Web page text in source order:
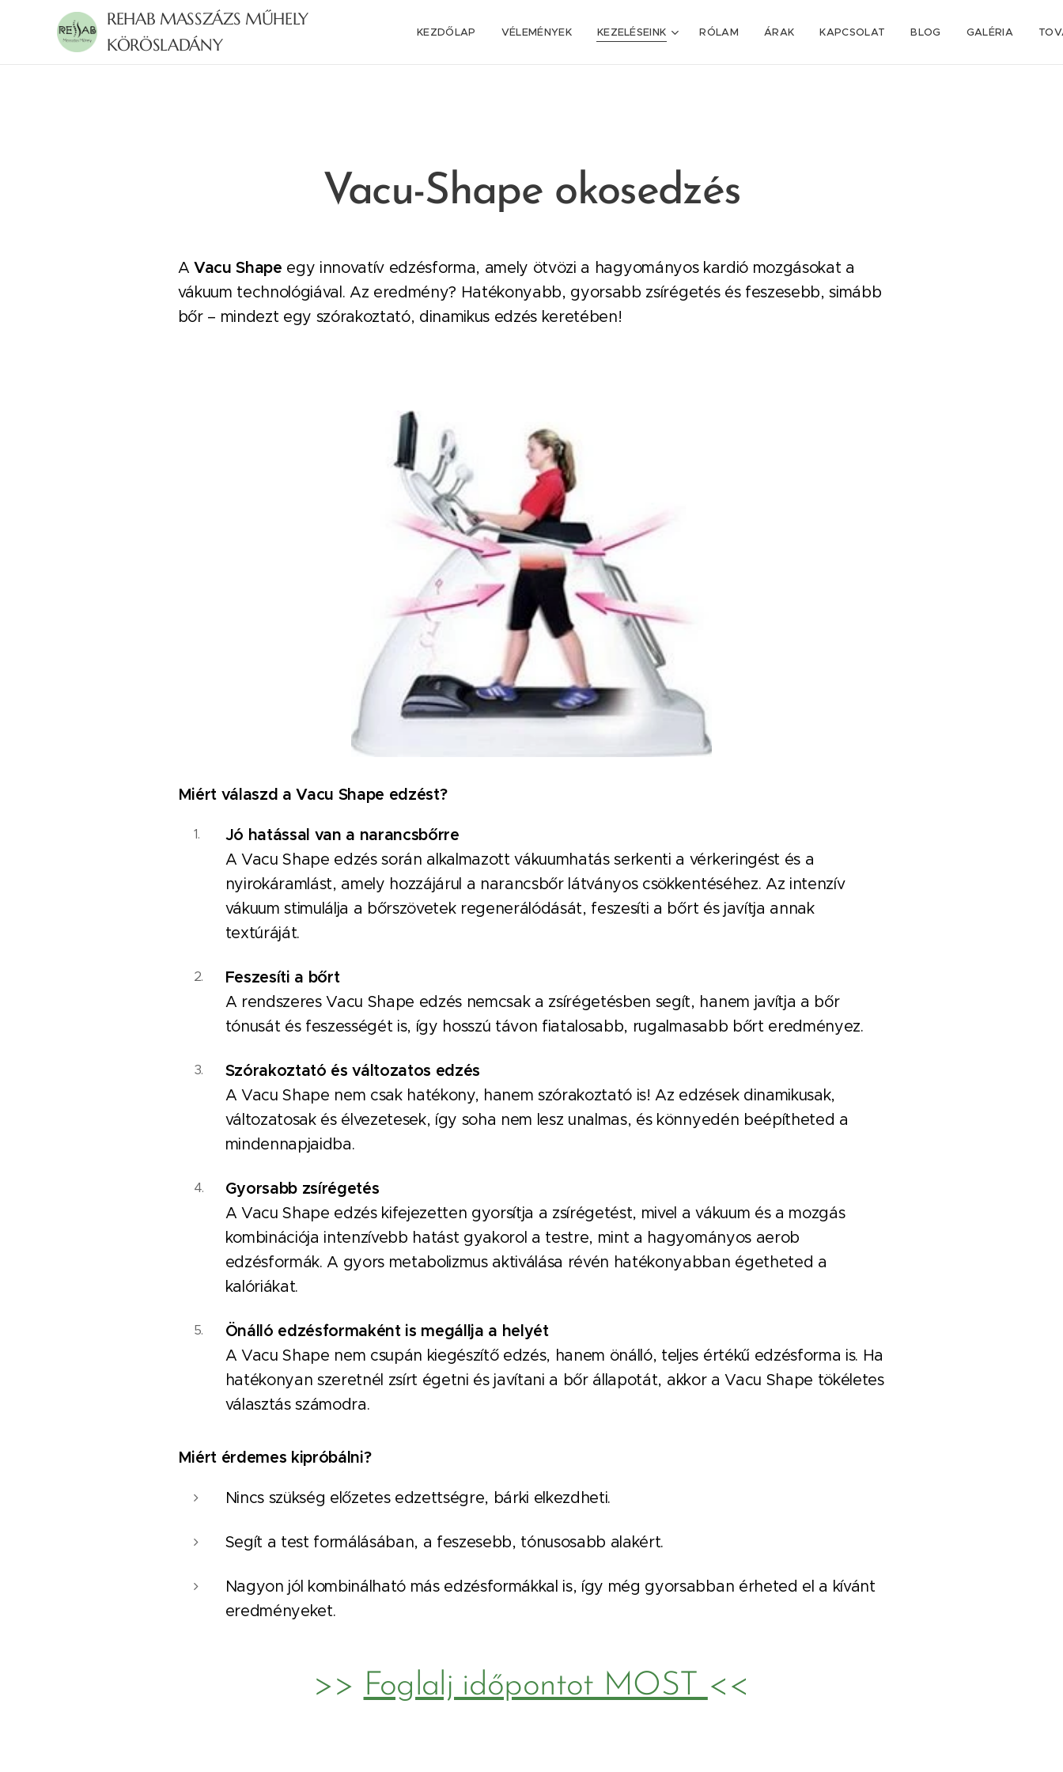
REHAB MASSZÁZS MŰHELY
KÖRÖSLADÁNY
KEZDŐLAP VÉLEMÉNYEK KEZELÉSEINK RÓLAM ÁRAK KAPCSOLAT BLOG GALÉRIA
Vacu-Shape okosedzés
A Vacu Shape egy innovatív edzésforma, amely ötvözi a hagyományos kardió mozgásokat a
vákuum technológiával. Az eredmény? Hatékonyabb, gyorsabb zsírégetés és feszesebb, simább
bőr – mindezt egy szórakoztató, dinamikus edzés keretében!
Miért válaszd a Vacu Shape edzést?
Jó hatással van a narancsbőrre
A Vacu Shape edzés során alkalmazott vákuumhatás serkenti a vérkeringést és a
nyirokáramlást, amely hozzájárul a narancsbőr látványos csökkentéséhez. Az intenzív
vákuum stimulálja a bőrszövetek regenerálódását, feszesíti a bőrt és javítja annak
textúráját.
Feszesíti a bőrt
A rendszeres Vacu Shape edzés nemcsak a zsírégetésben segít, hanem javítja a bőr
tónusát és feszességét is, így hosszú távon fiatalosabb, rugalmasabb bőrt eredményez.
Szórakoztató és változatos edzés
A Vacu Shape nem csak hatékony, hanem szórakoztató is! Az edzések dinamikusak,
változatosak és élvezetesek, így soha nem lesz unalmas, és könnyedén beépítheted a
mindennapjaidba.
Gyorsabb zsírégetés
A Vacu Shape edzés kifejezetten gyorsítja a zsírégetést, mivel a vákuum és a mozgás
kombinációja intenzívebb hatást gyakorol a testre, mint a hagyományos aerob
edzésformák. A gyors metabolizmus aktiválása révén hatékonyabban égetheted a
kalóriákat.
Önálló edzésformaként is megállja a helyét
A Vacu Shape nem csupán kiegészítő edzés, hanem önálló, teljes értékű edzésforma is. Ha
hatékonyan szeretnél zsírt égetni és javítani a bőr állapotát, akkor a Vacu Shape tökéletes
választás számodra.
Miért érdemes kipróbálni?
Nincs szükség előzetes edzettségre, bárki elkezdheti.
Segít a test formálásában, a feszesebb, tónusosabb alakért.
Nagyon jól kombinálható más edzésformákkal is, így még gyorsabban érheted el a kívánt
eredményeket.
>> Foglalj időpontot MOST <<